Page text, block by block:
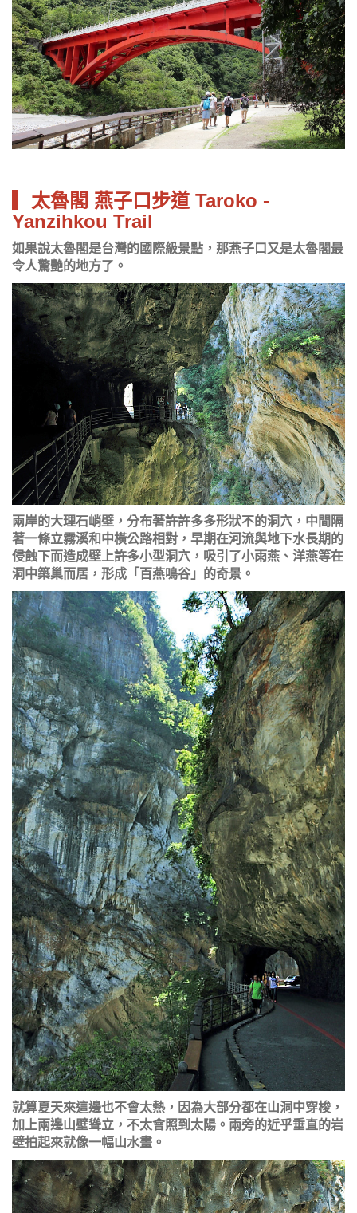
▎太魯閣 燕子口步道 Taroko -
Yanzihkou Trail
如果說太魯閣是台灣的國際級景點，那燕子口又是太魯閣最
令人驚艷的地方了。
兩岸的大理石峭壁，分布著許許多多形狀不的洞穴，中間隔
著一條立霧溪和中橫公路相對，早期在河流與地下水長期的
侵蝕下而造成壁上許多小型洞穴，吸引了小雨燕、洋燕等在
洞中築巢而居，形成「百燕鳴谷」的奇景。
就算夏天來這邊也不會太熱，因為大部分都在山洞中穿梭，
加上兩邊山壁聳立，不太會照到太陽。兩旁的近乎垂直的岩
壁拍起來就像一幅山水畫。